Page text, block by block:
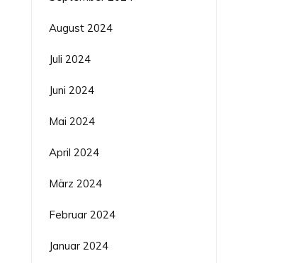
August 2024
Juli 2024
Juni 2024
Mai 2024
April 2024
März 2024
Februar 2024
Januar 2024